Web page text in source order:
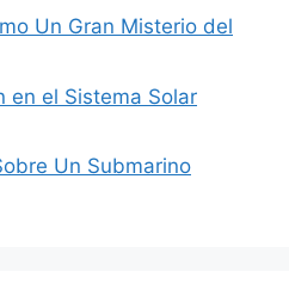
Un Gran Misterio del
en el Sistema Solar
Un Submarino